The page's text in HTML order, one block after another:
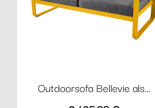
Outdoorsofa Bellevie als...